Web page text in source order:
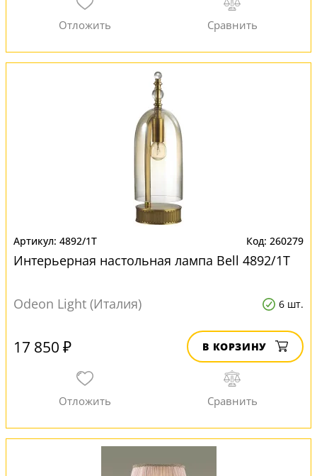
4892/1T 260279
Интерьерная настольная лампа Bell 4892/1T
Odeon Light (Италия) 6 шт.
17 850 ₽ В КОРЗИНУ